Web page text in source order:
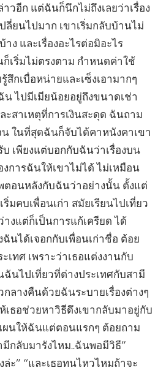
าวอีก แต่ฉันก็นึกไม่ถึงเลยว่าเรื่อง
ลี่ยนไปมาก เขาเริ่มกลับบ้านไม่
าง และเรื่องอะไรต่อมิอะไร
ก็เริ่มไม่ตรงตาม กำหนดค่าใช้
กเบื่อหน่ายและเซ็งเอามากๆ
ไปมีเมียน้อยอยู่ถึงขนาดเช่า
ะสาเหตุที่การเงินสะดุด ฉันถาม
ในที่สุดฉันก็จับได้คาหนังคาเขา
เพียงแต่บอกกับฉันว่าเรื่องบน
งการฉันให้เขาไม่ได้ ไม่เหมือน
ตอนหลังกับฉันว่าอย่างนั้น ตั้งแต่
มคบเพื่อนเก่า สมัยเรียนไปเที่ยว
งแต่ก็เป็นการแก้เครียด ได้
นได้เจอกกับเพื่อนเก่าชื่อ ต้อย
เทศ เพราะว่าเธอแต่งงานกับ
นไปเที่ยวที่ต่างประเทศกับสามี
ลางคืนด้วยฉันระบายเรื่องต่างๆ
เธอช่วยหาวิธีดึงเขากลับมาอยู่กับ
นให้ฉันแต่ตอนแรกๆ ต้อยถาม
มีกลับมารังไหม..ฉันพอมีวิธี”
ะ” “และเธอทนไหวไหมถ้าจะ